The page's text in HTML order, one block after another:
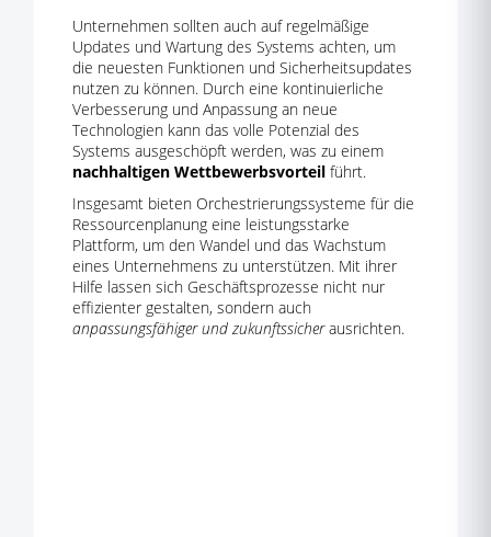
Unternehmen sollten auch auf regelmäßige
Updates und Wartung des Systems achten, um
die neuesten Funktionen und Sicherheitsupdates
nutzen zu können. Durch eine kontinuierliche
Verbesserung und Anpassung an neue
Technologien kann das volle Potenzial des
Systems ausgeschöpft werden, was zu einem
nachhaltigen Wettbewerbsvorteil führt.
Insgesamt bieten Orchestrierungssysteme für die
Ressourcenplanung eine leistungsstarke
Plattform, um den Wandel und das Wachstum
eines Unternehmens zu unterstützen. Mit ihrer
Hilfe lassen sich Geschäftsprozesse nicht nur
effizienter gestalten, sondern auch
anpassungsfähiger und zukunftssicherausrichten.